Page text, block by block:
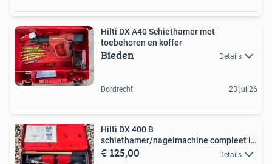
Hilti DX A40 Schiethamer met
toebehoren en koffer
Bieden Details
Dordrecht 23 jul 26
Hilti DX 400 B
schiethamer/nagelmachine compleet in
koffer
€ 125,00 Details